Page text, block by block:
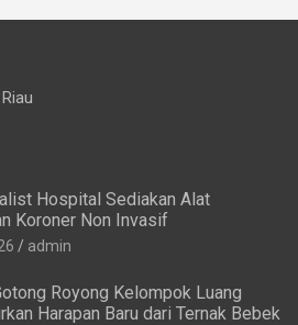
Hospital Sediakan Alat
Koroner Non Invasif
admin
Royong Kelompok Luang
Harapan Baru dari Ternak Bebek